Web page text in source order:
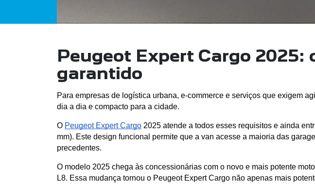
Peugeot Expert Cargo
garantido
Para empresas de logística urbana, e-commerce e serviços que exigem
dia a dia e compacto para a cidade.
O Peugeot Expert Cargo 2025 atende a todos esses requisitos e ainda
mm). Este design funcional permite que a van acesse a maioria das
precedentes.
O modelo 2025 chega às concessionárias com o novo e mais potente
L8. Essa mudança tornou o Peugeot Expert Cargo não apenas mais